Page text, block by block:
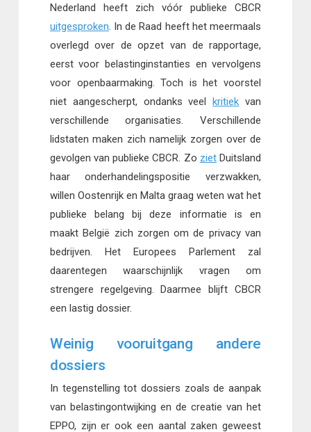
Nederland heeft zich vóór publieke CBCR
uitgesproken. In de Raad heeft het meermaals
overlegd over de opzet van de rapportage,
eerst voor belastinginstanties en vervolgens
voor openbaarmaking. Toch is het voorstel
niet aangescherpt, ondanks veelkritiek van
verschillende organisaties. Verschillende
lidstaten maken zich namelijk zorgen over de
gevolgen van publieke CBCR. Zo zietDuitsland
haar onderhandelingspositie verzwakken,
willen Oostenrijk en Malta graag weten wat het
publieke belang bij deze informatie is en
maakt België zich zorgen om de privacy van
bedrijven. Het Europees Parlement zal
daarentegen waarschijnlijk vragen om
strengere regelgeving. Daarmee blijft CBCR
een lastig dossier.
Weinig vooruitgang andere
dossiers
In tegenstelling tot dossiers zoals de aanpak
van belastingontwijking en de creatie van het
EPPO, zijn er ook een aantal zaken geweest